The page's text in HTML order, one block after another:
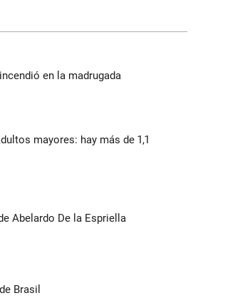
en la madrugada
mayores: hay más de 1,1
Abelardo De la Espriella
Brasil